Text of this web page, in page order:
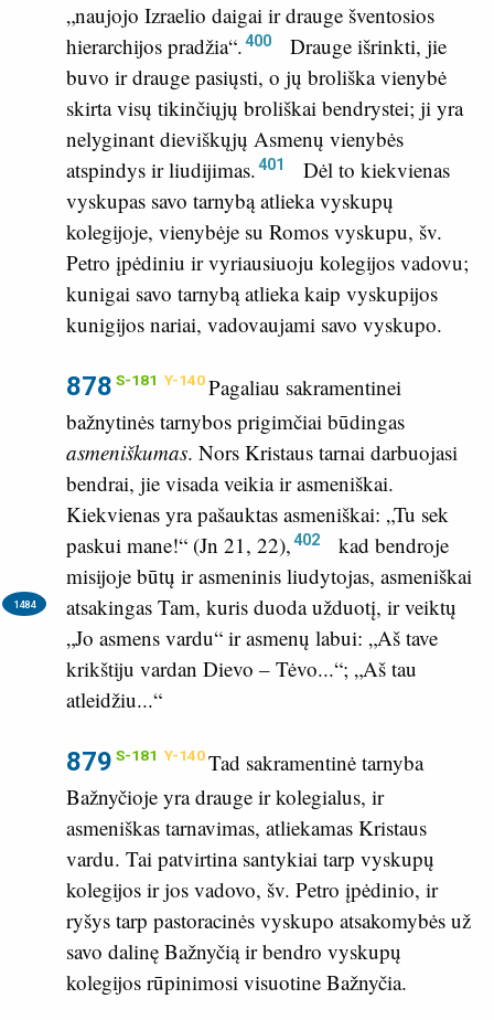
„naujojo Izraelio daigai ir drauge šventosios
hierarchijos pradžia“.400
Drauge išrinkti, jie
buvo ir drauge pasiųsti, o jų broliška vienybė
skirta visų tikinčiųjų broliškai bendrystei; ji yra
nelyginant dieviškųjų Asmenų vienybės
atspindys ir liudijimas.401
Dėl to kiekvienas
vyskupas savo tarnybą atlieka vyskupų
kolegijoje, vienybėje su Romos vyskupu, šv.
Petro įpėdiniu ir vyriausiuoju kolegijos vadovu;
kunigai savo tarnybą atlieka kaip vyskupijos
kunigijos nariai, vadovaujami savo vyskupo.
878 S-181 Y-140Pagaliau sakramentinei
bažnytinės tarnybos prigimčiai būdingas
asmeniškumas. Nors Kristaus tarnai darbuojasi
bendrai, jie visada veikia ir asmeniškai.
Kiekvienas yra pašauktas asmeniškai: „Tu sek
paskui mane!“ (Jn 21, 22),402
kad bendroje
misijoje būtų ir asmeninis liudytojas, asmeniškai
atsakingas Tam, kuris duoda užduotį, ir veiktų
1484
„Jo asmens vardu“ ir asmenų labui: „Aš tave
krikštiju vardan Dievo – Tėvo...“; „Aš tau
atleidžiu...“
879 S-181 Y-140Tad sakramentinė tarnyba
Bažnyčioje yra drauge ir kolegialus, ir
asmeniškas tarnavimas, atliekamas Kristaus
vardu. Tai patvirtina santykiai tarp vyskupų
kolegijos ir jos vadovo, šv. Petro įpėdinio, ir
ryšys tarp pastoracinės vyskupo atsakomybės už
savo dalinę Bažnyčią ir bendro vyskupų
kolegijos rūpinimosi visuotine Bažnyčia.